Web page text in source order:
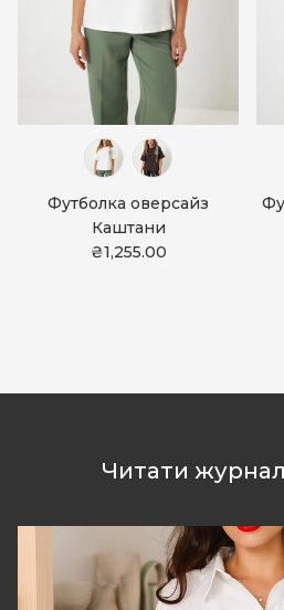
Футболка оверсайз
Каштани
₴1,255.00
Читати